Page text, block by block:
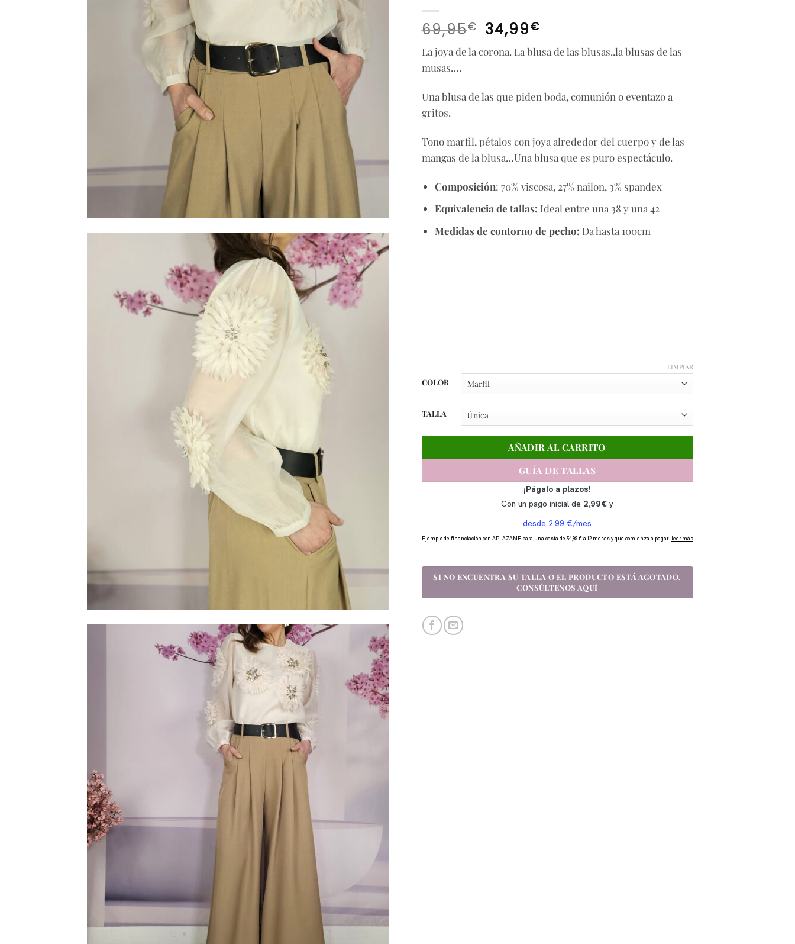
69,95€ El
precio
original
34,99€El
actual
La joya de la corona. La blusa de las blusas..la blusas de las
musas….
Una blusa de las que piden boda, comunión o eventazo a
gritos.
Tono marfil, pétalos con joya alrededor del cuerpo y de las
mangas de la blusa…Una blusa que es puro espectáculo.
Composición: 70% viscosa, 27% nailon, 3% spandex
Equivalencia de tallas: Ideal entre una 38 y una 42
Medidas de contorno de pecho: Da hasta 100cm
COLOR
TALLA
LIMPIAR
AÑADIR AL CARRITO
GUÍA DE TALLAS